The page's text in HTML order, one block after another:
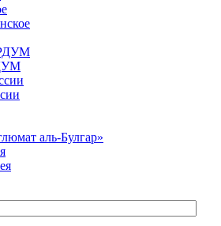
аль-Булгар»